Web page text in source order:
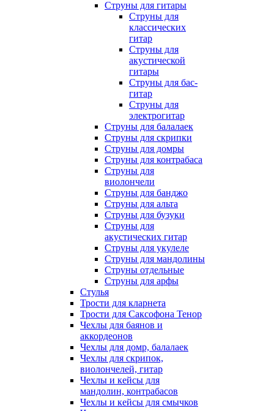
Струны для гитары
Струны для
классических
гитар
Струны для
акустической
гитары
Струны для бас-
гитар
Струны для
электрогитар
Струны для балалаек
Струны для скрипки
Струны для домры
Струны для контрабаса
Струны для
виолончели
Струны для банджо
Струны для альта
Струны для бузуки
Струны для
акустических гитар
Струны для укулеле
Струны для мандолины
Струны отдельные
Струны для арфы
Стулья
Трости для кларнета
Трости для Саксофона Тенор
Чехлы для баянов и
аккордеонов
Чехлы для домр, балалаек
Чехлы для скрипок,
виолончелей, гитар
Чехлы и кейсы для
мандолин, контрабасов
Чехлы и кейсы для смычков